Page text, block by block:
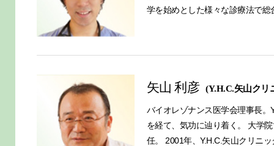
学を始めとした様々な診療法で
矢山 利彦 (Y.H.C.矢山ク
バイオレゾナンス医学会理事長
を経て、気功に辿り着く。 大学
任。 2001年、Y.H.C.矢山クリニ